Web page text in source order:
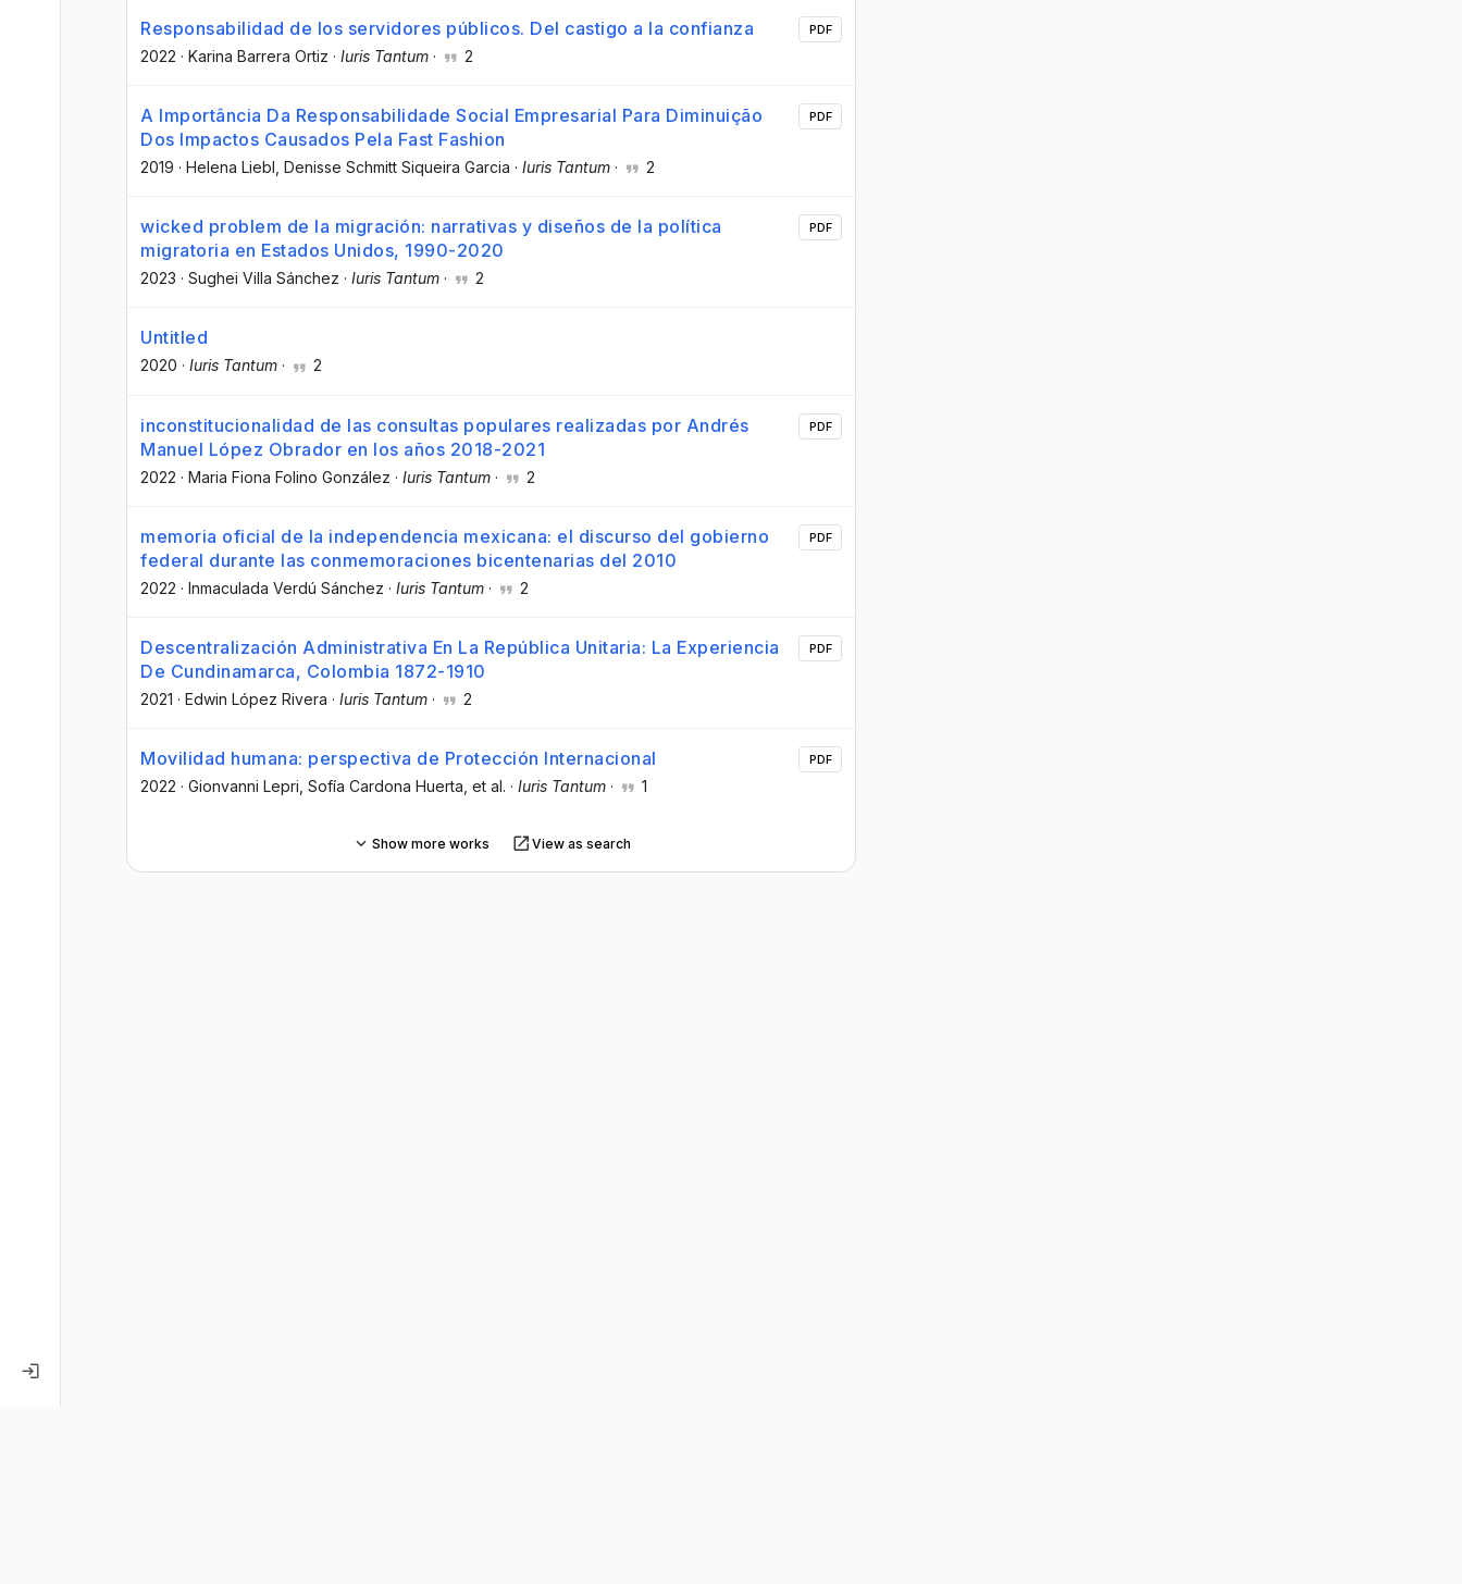
Responsabilidad de los servidores públicos. Del castigo a la confianza
2022 · Karina Barrera Ortiz · Iuris Tantum · 2
PDF
A Importância Da Responsabilidade Social Empresarial Para Diminuição
Dos Impactos Causados Pela Fast Fashion
2019 · Helena Liebl , Denisse Schmitt Siqueira Garcia · Iuris Tantum · 2
PDF
wicked problem de la migración: narrativas y diseños de la política
migratoria en Estados Unidos, 1990-2020
2023 · Sughei Villa Sánchez · Iuris Tantum · 2
PDF
Untitled
2020 · Iuris Tantum · 2
inconstitucionalidad de las consultas populares realizadas por Andrés
Manuel López Obrador en los años 2018-2021
2022 · Maria Fiona Folino González · Iuris Tantum · 2
PDF
memoria oficial de la independencia mexicana: el discurso del gobierno
federal durante las conmemoraciones bicentenarias del 2010
2022 · Inmaculada Verdú Sánchez · Iuris Tantum · 2
PDF
Descentralización Administrativa En La República Unitaria: La Experiencia
De Cundinamarca, Colombia 1872-1910
2021 · Edwin López Rivera · Iuris Tantum · 2
PDF
Movilidad humana: perspectiva de Protección Internacional
2022 · Gionvanni Lepri , Sofía Cardona Huerta , et al. · Iuris Tantum · 1
PDF
Show more works View as search